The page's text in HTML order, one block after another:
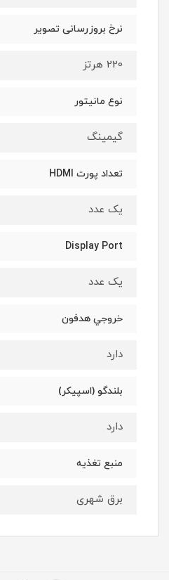
نرخ بروزرسانی تصویر
220 هرتز
نوع مانیتور
گیمینگ
تعداد پورت HDMI
یک عدد
Display Port
یک عدد
خروجي هدفون
دارد
بلندگو (اسپيکر)
دارد
منبع تغذيه
برق شهری